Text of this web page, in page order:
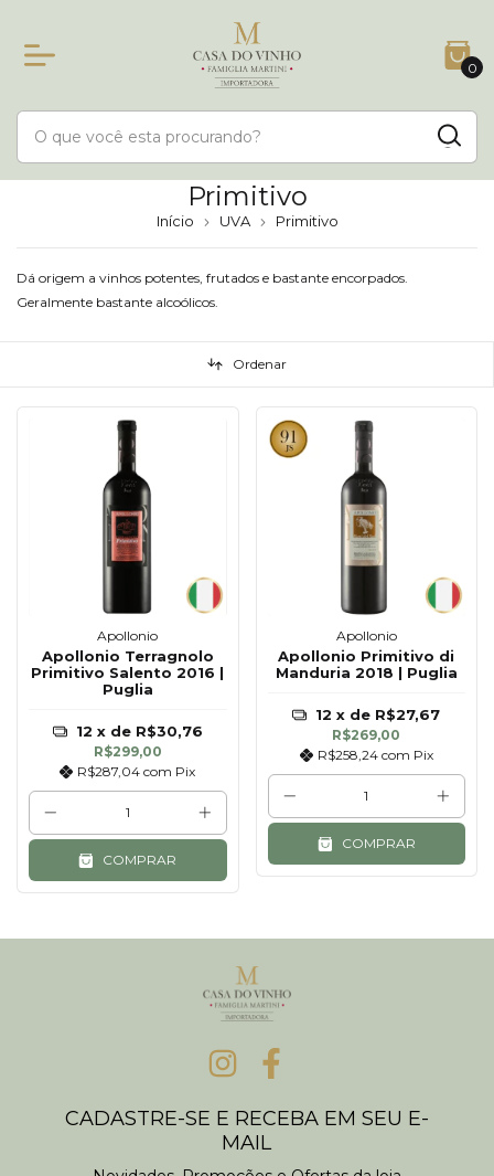
0
Primitivo
Início UVA Primitivo
Dá origem a vinhos potentes, frutados e bastante encorpados.
Geralmente bastante alcoólicos.
Ordenar
Apollonio
Apollonio Terragnolo
Primitivo Salento 2016 |
Puglia
R$299,00
R$287,04com Pix
12 x de R$30,76
COMPRAR
Apollonio
Apollonio Primitivo di
Manduria 2018 | Puglia
R$269,00
R$258,24 com Pix
12 x de R$27,67
COMPRAR
CADASTRE-SE E RECEBA EM SEU E-
MAIL